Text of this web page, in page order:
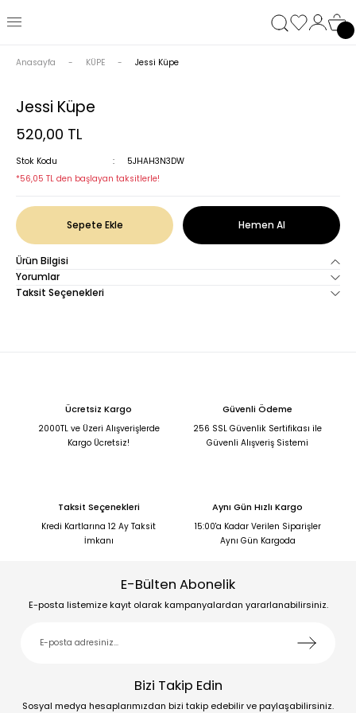
Anasayfa KÜPE Jessi Küpe
Jessi Küpe
520,00 TL
Stok Kodu
5JHAH3N3DW
*56,05 TL den başlayan taksitlerle!
Sepete Ekle Hemen Al
Ürün Bilgisi
Yorumlar
Taksit Seçenekleri
Ücretsiz Kargo
2000TL ve Üzeri Alışverişlerde
Kargo Ücretsiz!
Güvenli Ödeme
256 SSL Güvenlik Sertifikası ile
Güvenli Alışveriş Sistemi
Taksit Seçenekleri
Kredi Kartlarına 12 Ay Taksit
İmkanı
Aynı Gün Hızlı Kargo
15:00'a Kadar Verilen Siparişler
Aynı Gün Kargoda
E-Bülten Abonelik
E-posta listemize kayıt olarak kampanyalardan yararlanabilirsiniz.
Bizi Takip Edin
Sosyal medya hesaplarımızdan bizi takip edebilir ve paylaşabilirsiniz.